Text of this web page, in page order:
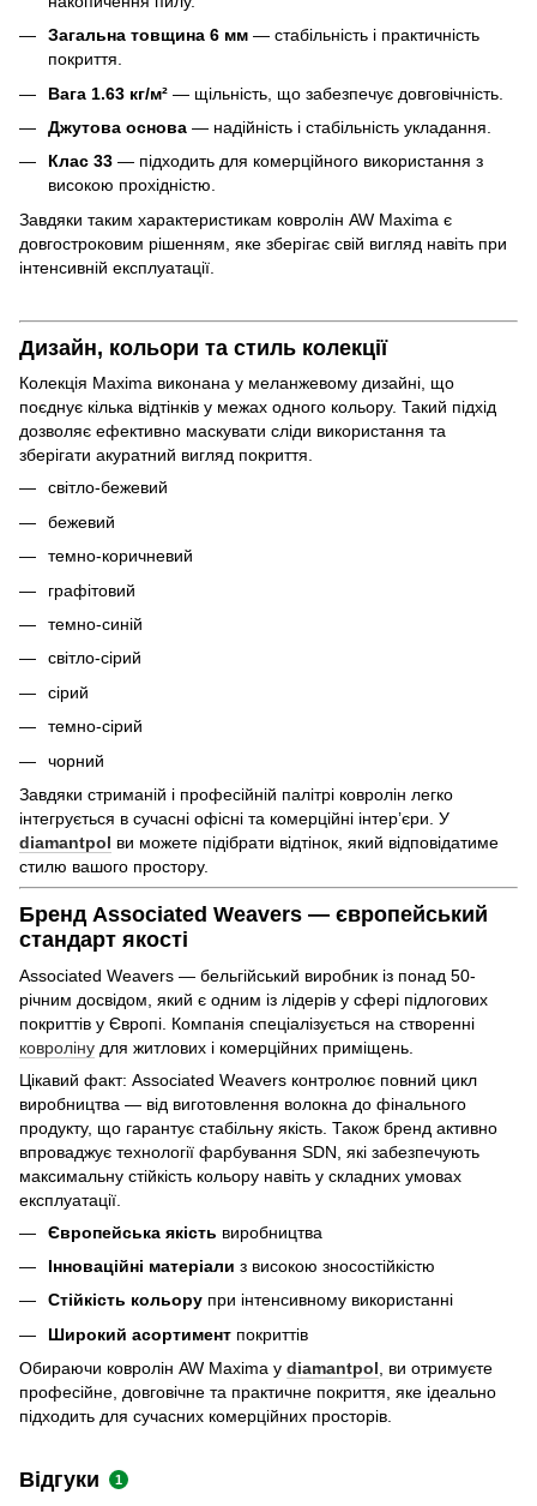
Загальна товщина 6 мм — стабільність і практичність
покриття.
Вага 1.63 кг/м² — щільність, що забезпечує довговічність.
Джутова основа — надійність і стабільність укладання.
Клас 33 — підходить для комерційного використання з
високою прохідністю.
Завдяки таким характеристикам ковролін AW Maxima є
довгостроковим рішенням, яке зберігає свій вигляд навіть при
інтенсивній експлуатації.
Дизайн, кольори та стиль колекції
Колекція Maxima виконана у меланжевому дизайні, що
поєднує кілька відтінків у межах одного кольору. Такий підхід
дозволяє ефективно маскувати сліди використання та
зберігати акуратний вигляд покриття.
світло-бежевий
бежевий
темно-коричневий
графітовий
темно-синій
світло-сірий
сірий
темно-сірий
чорний
Завдяки стриманій і професійній палітрі ковролін легко
інтегрується в сучасні офісні та комерційні інтер’єри. У
diamantpol ви можете підібрати відтінок, який відповідатиме
стилю вашого простору.
Бренд Associated Weavers — європейський
стандарт якості
Associated Weavers — бельгійський виробник із понад 50-
річним досвідом, який є одним із лідерів у сфері підлогових
покриттів у Європі. Компанія спеціалізується на створенні
ковроліну для житлових і комерційних приміщень.
Цікавий факт: Associated Weavers контролює повний цикл
виробництва — від виготовлення волокна до фінального
продукту, що гарантує стабільну якість. Також бренд активно
впроваджує технології фарбування SDN, які забезпечують
максимальну стійкість кольору навіть у складних умовах
експлуатації.
Європейська якість виробництва
Інноваційні матеріали з високою зносостійкістю
Стійкість кольору при інтенсивному використанні
Широкий асортимент покриттів
Обираючи ковролін AW Maxima у diamantpol , ви отримуєте
професійне, довговічне та практичне покриття, яке ідеально
підходить для сучасних комерційних просторів.
Відгуки 1